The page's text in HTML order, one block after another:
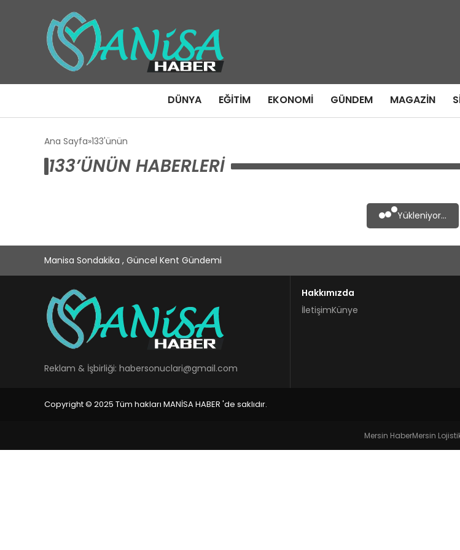
DÜNYA EĞITIM EKONOMI GÜNDEM MAGAZIN
Ana Sayfa 133'ünün
133’ÜNÜN HABERLERI
Yükleniyor...
Manisa Sondakika , Güncel Kent Gündemi
Reklam & İşbirliği: habersonuclari@gmail.com
Hakkımızda
İletişimKünye
Copyright © 2025 Tüm hakları MANİSA HABER 'de saklıdır.
Mersin HaberMersin